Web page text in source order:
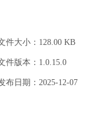
件大小：128.00 KB
件版本：1.0.15.0
布日期：2025-12-07